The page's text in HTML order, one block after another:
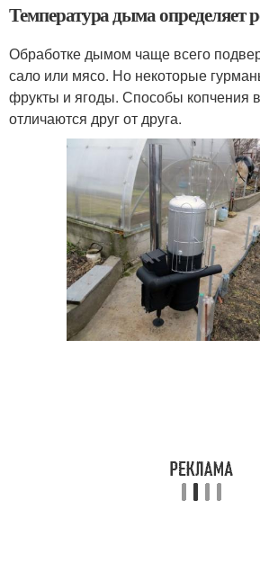
Температура дыма определяет
Обработке дымом чаще всего
сало или мясо. Но некоторые
фрукты и ягоды. Способы копчения
отличаются друг от друга.